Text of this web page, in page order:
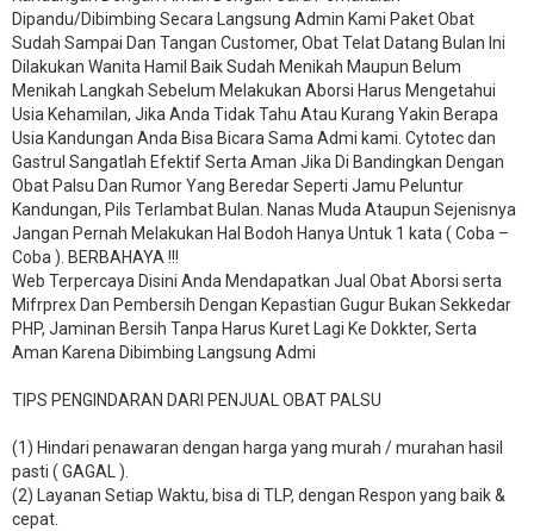
Dipandu/Dibimbing Secara Langsung Admin Kami Paket Obat
Sudah Sampai Dan Tangan Customer, Obat Telat Datang Bulan Ini
Dilakukan Wanita Hamil Baik Sudah Menikah Maupun Belum
Menikah Langkah Sebelum Melakukan Aborsi Harus Mengetahui
Usia Kehamilan, Jika Anda Tidak Tahu Atau Kurang Yakin Berapa
Usia Kandungan Anda Bisa Bicara Sama Admi kami. Cytotec dan
Gastrul Sangatlah Efektif Serta Aman Jika Di Bandingkan Dengan
Obat Palsu Dan Rumor Yang Beredar Seperti Jamu Peluntur
Kandungan, Pils Terlambat Bulan. Nanas Muda Ataupun Sejenisnya
Jangan Pernah Melakukan Hal Bodoh Hanya Untuk 1 kata ( Coba –
Coba ). BERBAHAYA !!!
Web Terpercaya Disini Anda Mendapatkan Jual Obat Aborsi serta
Mifrprex Dan Pembersih Dengan Kepastian Gugur Bukan Sekkedar
PHP, Jaminan Bersih Tanpa Harus Kuret Lagi Ke Dokkter, Serta
Aman Karena Dibimbing Langsung Admi
TIPS PENGINDARAN DARI PENJUAL OBAT PALSU
(1) Hindari penawaran dengan harga yang murah / murahan hasil
pasti ( GAGAL ).
(2) Layanan Setiap Waktu, bisa di TLP, dengan Respon yang baik &
cepat.